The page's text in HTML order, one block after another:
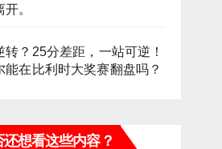
。
转？25分差距，一站可逆！
能在比利时大奖赛翻盘吗？
想看这些内容？